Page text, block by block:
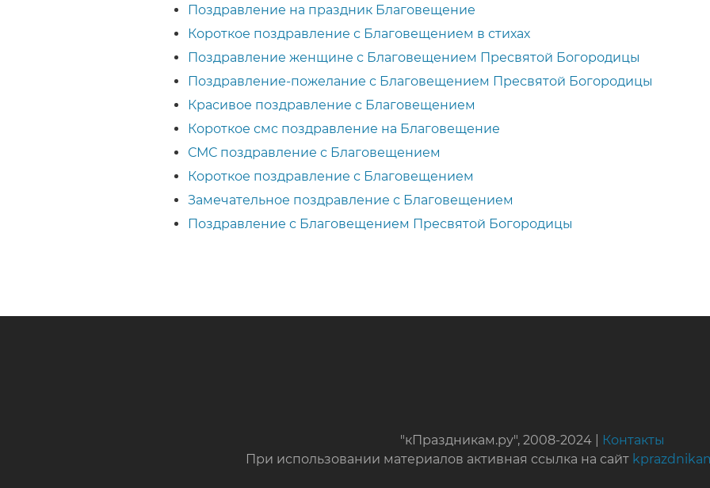
Поздравление на праздник Благовещение
Короткое поздравление с Благовещением в стихах
Поздравление женщине с Благовещением Пресвятой Богородицы
Поздравление-пожелание с Благовещением Пресвятой Богородицы
Красивое поздравление с Благовещением
Короткое смс поздравление на Благовещение
СМС поздравление с Благовещением
Короткое поздравление с Благовещением
Замечательное поздравление с Благовещением
Поздравление с Благовещением Пресвятой Богородицы
"кПраздникам.ру", 2008-2024 |
Контакты
При использовании материалов активная ссылка на сайт